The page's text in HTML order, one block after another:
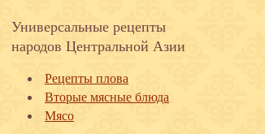
Универсальные рецепты
народов Центральной Азии
Рецепты плова
Вторые мясные блюда
Мясо